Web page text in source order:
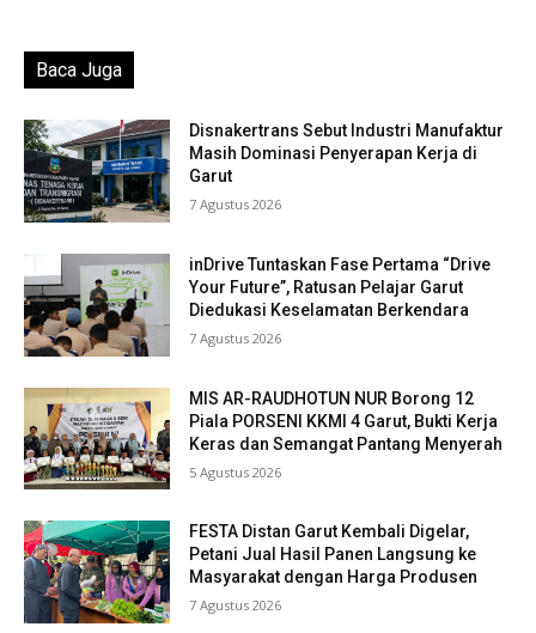
Baca Juga
Disnakertrans Sebut Industri Manufaktur
Masih Dominasi Penyerapan Kerja di
Garut
7 Agustus 2026
inDrive Tuntaskan Fase Pertama “Drive
Your Future”, Ratusan Pelajar Garut
Diedukasi Keselamatan Berkendara
7 Agustus 2026
MIS AR-RAUDHOTUN NUR Borong 12
Piala PORSENI KKMI 4 Garut, Bukti Kerja
Keras dan Semangat Pantang Menyerah
5 Agustus 2026
FESTA Distan Garut Kembali Digelar,
Petani Jual Hasil Panen Langsung ke
Masyarakat dengan Harga Produsen
7 Agustus 2026